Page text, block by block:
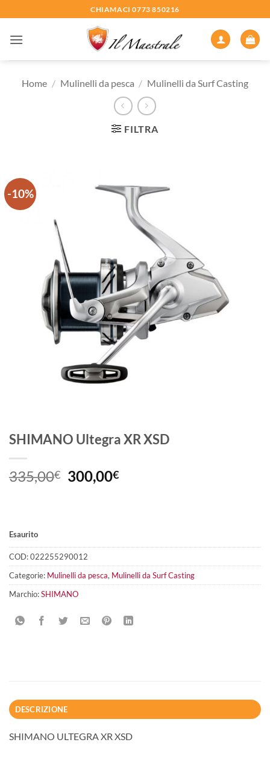
ai
contenuti
CHIAMACI 0773 850216
Home / Mulinelli da pesca / Mulinelli da Surf Casting
FILTRA
-10%
SHIMANO Ultegra XR XSD
335,00€ Il
prezzo
300,00€Il
Esaurito
COD:022255290012
Categorie: Mulinelli da pesca, Mulinelli da Surf Casting
Marchio:SHIMANO
DESCRIZIONE
SHIMANO ULTEGRA XR XSD